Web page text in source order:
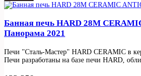
Банная печь HARD 28M
Панорама 2021
Печи "Сталь-Мастер" HARD CERAMIC в
Печи разработаны на базе печи HARD,